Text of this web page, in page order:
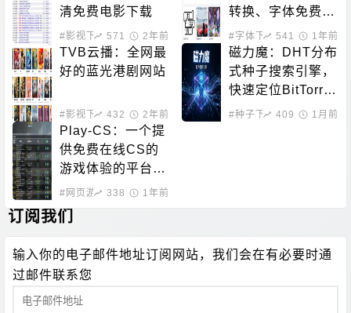
清免费电影下载
#影视下载 571 2年前
转换、字体免费下
载的站点
#字体下载541 1年前
TVB云播：全网最
好的蓝光港剧网站
#影视下载 #在线影音
432 2年前
磁力魔：DHT分布
式种子搜索引擎，
快速定位BitTorre
nt资源
#种子下载 #磁力搜索
409 1月前
Play-CS：一个提
供免费在线CS的
游戏体验的平台，
无需下载即可畅玩
#网页游戏 338 1年前
订阅我们
输入你的电子邮件地址订阅网站，我们会在有必要时通
过邮件联系您